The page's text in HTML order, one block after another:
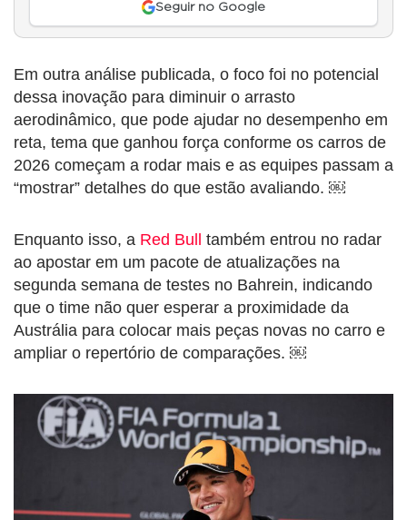
Seguir no Google
Em outra análise publicada, o foco foi no potencial
dessa inovação para diminuir o arrasto
aerodinâmico, que pode ajudar no desempenho em
reta, tema que ganhou força conforme os carros de
2026 começam a rodar mais e as equipes passam a
“mostrar” detalhes do que estão avaliando. ￼
Enquanto isso, a Red Bull
também entrou no radar
ao apostar em um pacote de atualizações na
segunda semana de testes no Bahrein, indicando
que o time não quer esperar a proximidade da
Austrália para colocar mais peças novas no carro e
ampliar o repertório de comparações. ￼